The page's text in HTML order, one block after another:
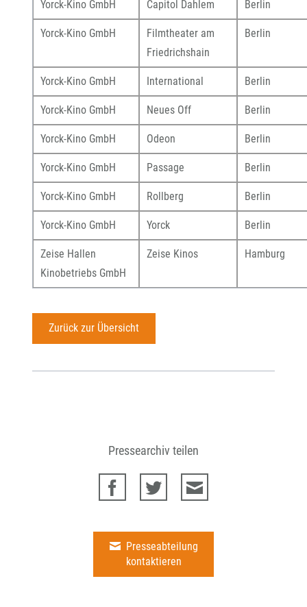
Yorck-Kino GmbH Capitol Dahlem Berlin
Yorck-Kino GmbH
Filmtheater am
Friedrichshain
Berlin
Yorck-Kino GmbH International Berlin
Yorck-Kino GmbH Neues Off Berlin
Yorck-Kino GmbH Odeon Berlin
Yorck-Kino GmbH Passage Berlin
Yorck-Kino GmbH Rollberg Berlin
Yorck-Kino GmbH Yorck Berlin
Zeise Hallen
Kinobetriebs GmbH
Zeise Kinos Hamburg
Zurück zur Übersicht
Pressearchiv teilen
Presseabteilung
kontaktieren